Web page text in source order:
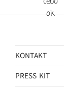
KONTAKT
PRESS KIT